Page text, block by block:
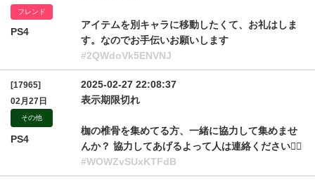
フレンド
PS4
アイテムを別キャラに移動したくて、お礼はしま
す。なのでお手伝いお願いします
#2QWdoVk5ENVNJ
[17965]
02月27日
その他
PS4
2025-02-27 22:08:37
表示期限切れ
枷の椎骨を集めてる方、一緒に協力して集めませ
んか？ 協力してあげるよって人は連絡ください🙇‍♀️
#WOWZvSUxKTFdB